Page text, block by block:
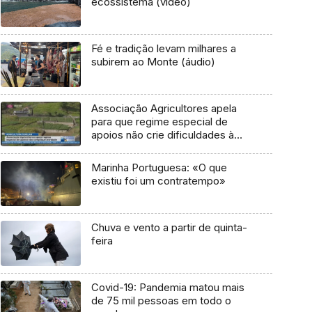
Fé e tradição levam milhares a
subirem ao Monte (áudio)
Associação Agricultores apela
para que regime especial de
apoios não crie dificuldades à
(Vídeo)
Marinha Portuguesa: «O que
existiu foi um contratempo»
Chuva e vento a partir de quinta-
feira
Covid-19: Pandemia matou mais
de 75 mil pessoas em todo o